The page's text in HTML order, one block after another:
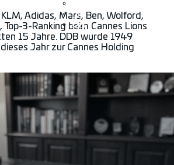
FR
UA
Adidas, Mars, Ben, Wolford,
3-Ranking beim Cannes Lions
15 Jahre. DDB wurde 1949
Jahr zur Cannes Holding